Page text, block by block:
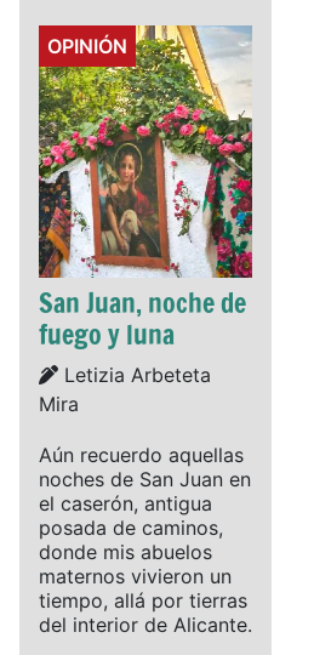
Details
OPINIÓN
San Juan, noche de
fuego y luna
Details
Letizia Arbeteta
Mira
Aún recuerdo aquellas
noches de San Juan en
el caserón, antigua
posada de caminos,
donde mis abuelos
maternos vivieron un
tiempo, allá por tierras
del interior de Alicante.